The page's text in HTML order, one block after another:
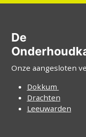
De
Onze aangesloten
Dokkum
Drachten
Leeuwarden